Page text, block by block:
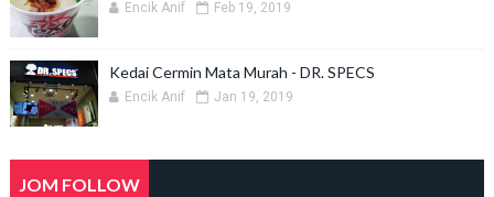
Encik Anif Feb 19, 2019
Kedai Cermin Mata Murah - DR. SPECS
Encik Anif Jan 19, 2019
JOM FOLLOW